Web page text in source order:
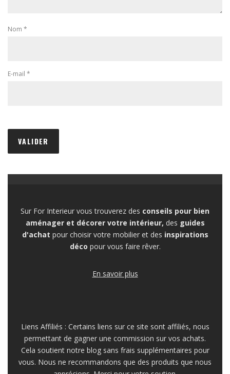
Nom *
E-mail *
Sur For Interieur vous trouverez des conseils pour bien
aménager et décorer votre intérieur, des guides
d'achat pour choisir votre mobilier et des inspirations
déco pour vous faire rêver.
En savoir plus
Liens Affiliés : Certains liens sur ce site sont affiliés, nous
permettant de gagner une commission sur vos achats.
Cela soutient notre blog sans frais supplémentaires pour
vous. Nous ne recommandons que des produits que nous